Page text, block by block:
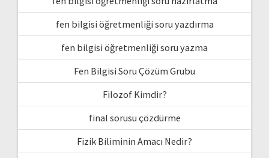
fen bilgisi öğretmenliği soru yazdırma
fen bilgisi öğretmenliği soru yazma
Fen Bilgisi Soru Çözüm Grubu
Filozof Kimdir?
final sorusu çözdürme
Fizik Biliminin Amacı Nedir?